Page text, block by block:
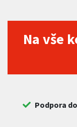
Na vše
Podpora